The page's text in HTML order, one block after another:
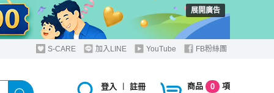
展開廣告
S-CARE 加入LINE YouTube FB粉絲團
登入 ︱
註冊
商品 0
項